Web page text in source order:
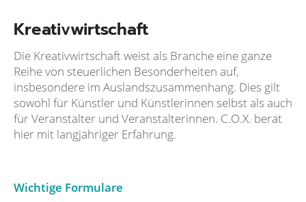
Kreativwirtschaft
Die Kreativwirtschaft weist als Branche eine ganze
Reihe von steuerlichen Besonderheiten auf,
insbesondere im Auslandszusammenhang. Dies gilt
sowohl für Künstler und Künstlerinnen selbst als auch
für Veranstalter und Veranstalterinnen. C.O.X. berät
hier mit langjähriger Erfahrung.
Wichtige Formulare